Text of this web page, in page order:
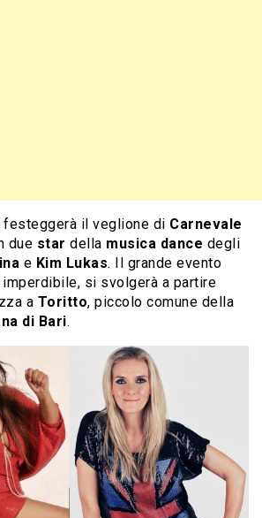
festeggerà il veglione di Carnevale
due star della musica dance degli
e Kim Lukas. Il grande evento
si svolgerà a partire
a Toritto, piccolo comune della
di Bari.